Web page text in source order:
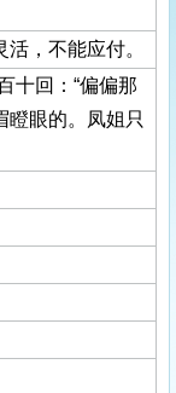
，不能应付。
十回：“偏偏那
瞪眼的。凤姐只